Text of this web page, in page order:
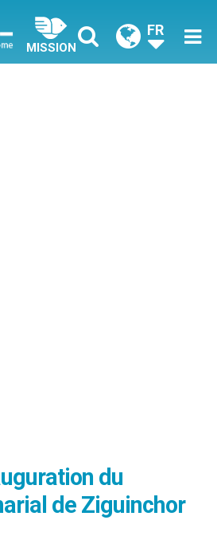
MISSION
FR
du
de Ziguinchor